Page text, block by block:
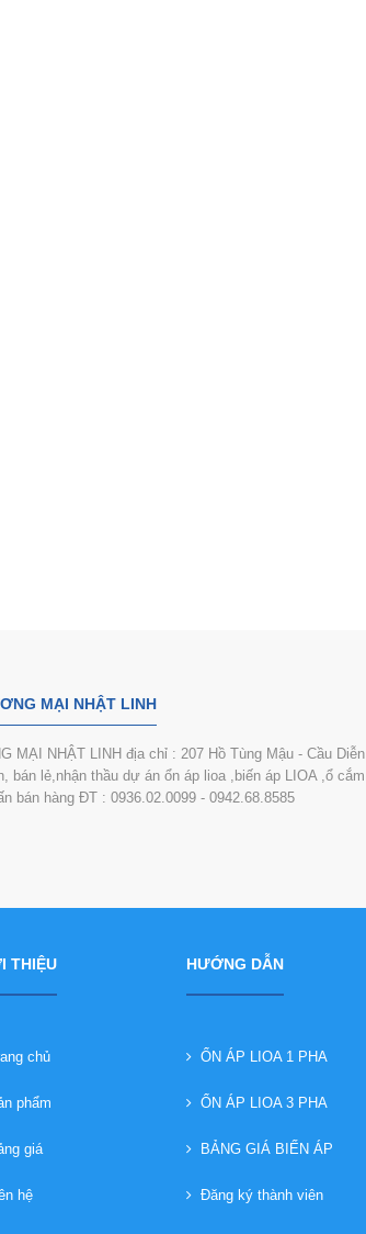
MẠI NHẬT LINH
MẠI NHẬT LINH địa chỉ : 207 Hồ Tùng Mậu - Cầu Diễn
bán lẻ,nhận thầu dự án ổn áp lioa ,biến áp LIOA ,ổ cắm
bán hàng ĐT : 0936.02.0099 - 0942.68.8585
THIỆU
chủ
phẩm
giá
hệ
HƯỚNG DẪN
ỔN ÁP LIOA 1 PHA
ỔN ÁP LIOA 3 PHA
BẢNG GIÁ BIẾN ÁP
Đăng ký thành viên